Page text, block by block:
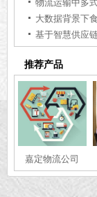
物流运输中多
大数据背景下
基于智慧供应
推荐产品
嘉定物流公司